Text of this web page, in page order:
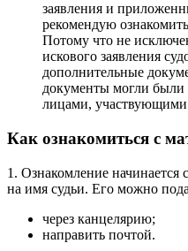
заявления и
рекомендую
Потому что не
искового заявления
дополнительные
документы могли
лицами, участвующими
Как ознакомиться с
1. Ознакомление начинается
на имя судьи. Его можно
через канцелярию;
направить почтой.